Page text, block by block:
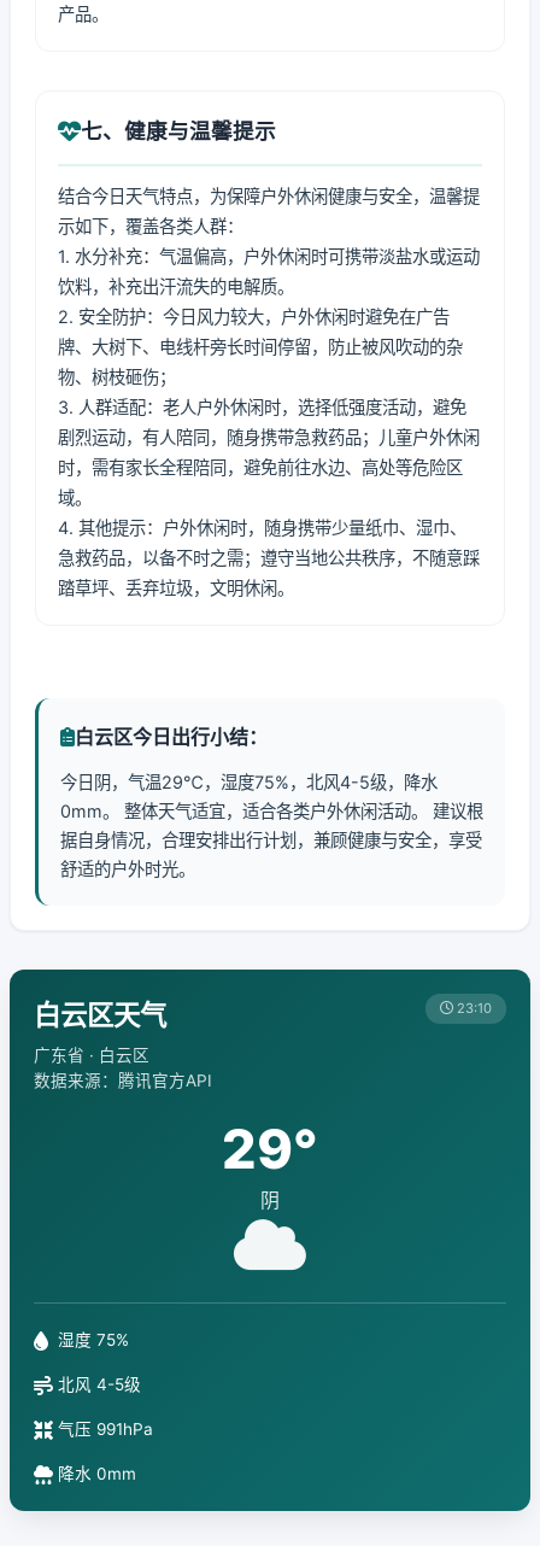
产品。
七、健康与温馨提示
结合今日天气特点，为保障户外休闲健康与安全，温馨提
示如下，覆盖各类人群：
1. 水分补充：气温偏高，户外休闲时可携带淡盐水或运动
饮料，补充出汗流失的电解质。
2. 安全防护：今日风力较大，户外休闲时避免在广告
牌、大树下、电线杆旁长时间停留，防止被风吹动的杂
物、树枝砸伤；
3. 人群适配：老人户外休闲时，选择低强度活动，避免
剧烈运动，有人陪同，随身携带急救药品；儿童户外休闲
时，需有家长全程陪同，避免前往水边、高处等危险区
域。
4. 其他提示：户外休闲时，随身携带少量纸巾、湿巾、
急救药品，以备不时之需；遵守当地公共秩序，不随意踩
踏草坪、丢弃垃圾，文明休闲。
白云区今日出行小结：
今日阴，气温29℃，湿度75%，北风4-5级，降水
0mm。 整体天气适宜，适合各类户外休闲活动。 建议根
据自身情况，合理安排出行计划，兼顾健康与安全，享受
舒适的户外时光。
白云区天气
广东省 · 白云区
数据来源：腾讯官方API
23:10
29°
阴
湿度 75%
北风 4-5级
气压 991hPa
降水 0mm